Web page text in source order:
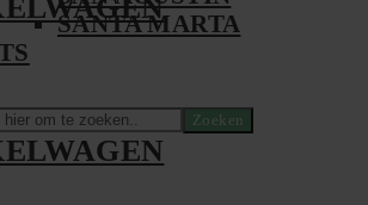
SANTA MARTA
Zoeken